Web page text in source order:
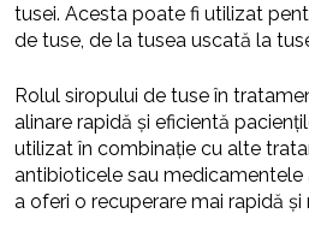
tusei. Acesta poate fi utilizat
de tuse, de la tusea uscată la
Rolul siropului de tuse în
alinare rapidă și eficientă
utilizat în combinație cu alte
antibioticele sau
a oferi o recuperare mai rapidă și